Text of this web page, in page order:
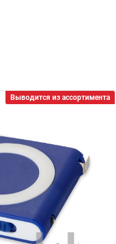
Выводится из ассортимента